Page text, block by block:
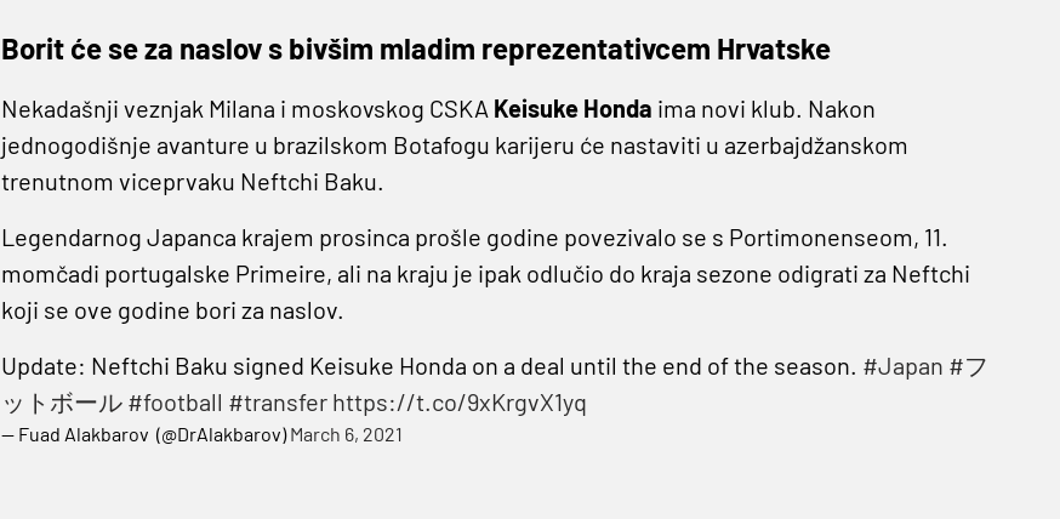
Borit će se za naslov s bivšim mladim reprezentativcem Hrvatske
Nekadašnji veznjak Milana i moskovskog CSKA Keisuke Honda ima novi klub. Nakon
jednogodišnje avanture u brazilskom Botafogu karijeru će nastaviti u azerbajdžanskom
trenutnom viceprvaku Neftchi Baku.
Legendarnog Japanca krajem prosinca prošle godine povezivalo se s Portimonenseom, 11.
momčadi portugalske Primeire, ali na kraju je ipak odlučio do kraja sezone odigrati za Neftchi
koji se ove godine bori za naslov.
Update: Neftchi Baku signed Keisuke Honda on a deal until the end of the season. #Japan #フ
ットボール #football #transfer https://t.co/9xKrgvX1yq
— Fuad Alakbarov ⁠⁠ (@DrAlakbarov)March 6, 2021